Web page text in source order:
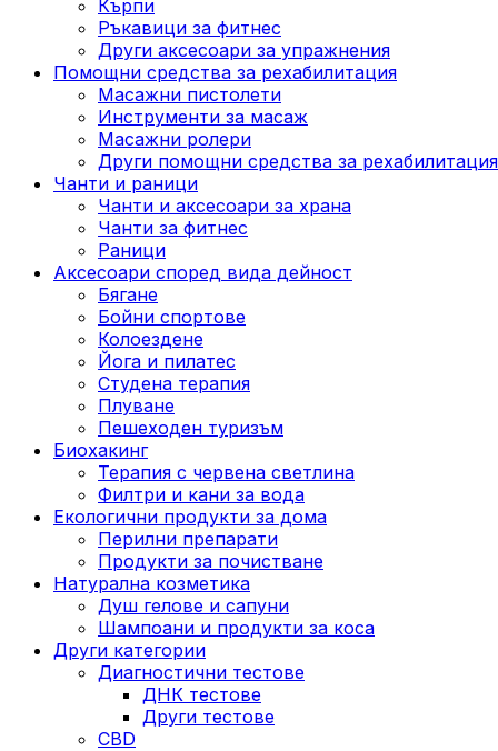
Кърпи
Ръкавици за фитнес
Други аксесоари за упражнения
Помощни средства за рехабилитация
Масажни пистолети
Инструменти за масаж
Масажни ролери
Други помощни средства за рехабилитация
Чанти и раници
Чанти и аксесоари за храна
Чанти за фитнес
Раници
Аксесоари според вида дейност
Бягане
Бойни спортове
Колоездене
Йога и пилатес
Студена терапия
Плуване
Пешеходен туризъм
Биохакинг
Терапия с червена светлина
Филтри и кани за вода
Екологични продукти за дома
Перилни препарати
Продукти за почистване
Натурална козметика
Душ гелове и сапуни
Шампоани и продукти за коса
Други категории
Диагностични тестове
ДНК тестове
Други тестове
CBD